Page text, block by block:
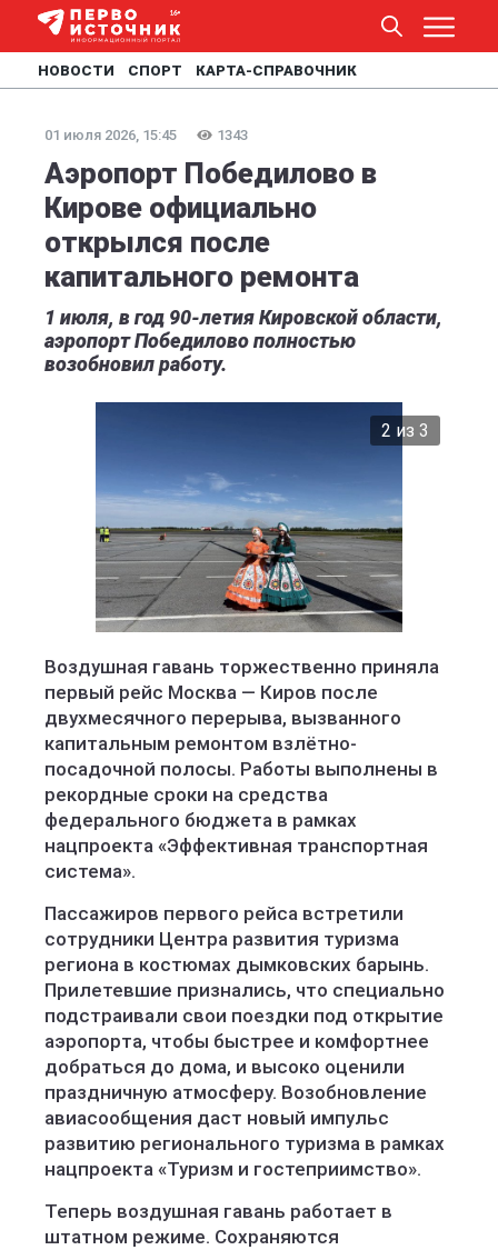
НОВОСТИ СПОРТ КАРТА-СПРАВОЧНИК
01 июля 2026, 15:45 1343
Аэропорт Победилово в
Кирове официально
открылся после
капитального ремонта
1 июля, в год 90-летия Кировской области,
аэропорт Победилово полностью
возобновил работу.
2 из 3
Воздушная гавань торжественно приняла
первый рейс Москва — Киров после
двухмесячного перерыва, вызванного
капитальным ремонтом взлётно-
посадочной полосы. Работы выполнены в
рекордные сроки на средства
федерального бюджета в рамках
нацпроекта «Эффективная транспортная
система».
Пассажиров первого рейса встретили
сотрудники Центра развития туризма
региона в костюмах дымковских барынь.
Прилетевшие признались, что специально
подстраивали свои поездки под открытие
аэропорта, чтобы быстрее и комфортнее
добраться до дома, и высоко оценили
праздничную атмосферу. Возобновление
авиасообщения даст новый импульс
развитию регионального туризма в рамках
нацпроекта «Туризм и гостеприимство».
Теперь воздушная гавань работает в
штатном режиме. Сохраняются